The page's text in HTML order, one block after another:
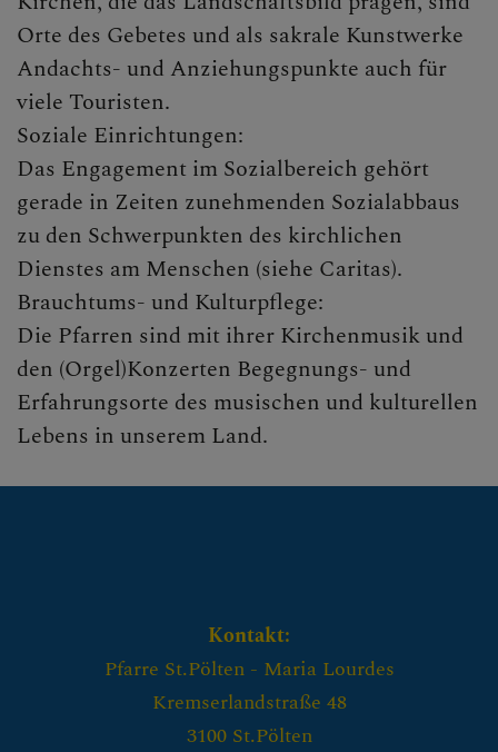
Orte des Gebetes und als sakrale Kunstwerke
Andachts- und Anziehungspunkte auch für
viele Touristen.
Soziale Einrichtungen:
Das Engagement im Sozialbereich gehört
gerade in Zeiten zunehmenden Sozialabbaus
zu den Schwerpunkten des kirchlichen
Dienstes am Menschen (siehe Caritas).
Brauchtums- und Kulturpflege:
Die Pfarren sind mit ihrer Kirchenmusik und
den (Orgel)Konzerten Begegnungs- und
Erfahrungsorte des musischen und kulturellen
Lebens in unserem Land.
Kontakt:
Pfarre St.Pölten - Maria Lourdes
Kremserlandstraße 48
3100 St.Pölten